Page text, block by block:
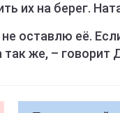
их на берег.
оставлю её.
же, – говорит